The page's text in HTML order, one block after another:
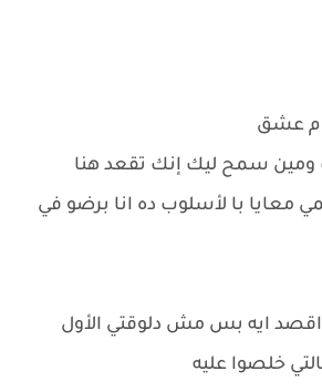
عشق
سمح ليك إنك تقعد هنا
معايا با لأسلوب ده انا برضو في
ايه بس مش دلوقتي الأول
خلصوا عليه